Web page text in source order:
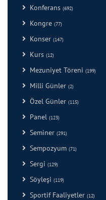
Konferans (692)
Kongre (77)
Konser (147)
Kurs (12)
Mezuniyet Töreni (199)
Milli Günler (2)
Özel Günler (115)
Panel (123)
Seminer (291)
Sempozyum (71)
Sergi (129)
Söyleşi (119)
Sportif Faaliyetler (12)